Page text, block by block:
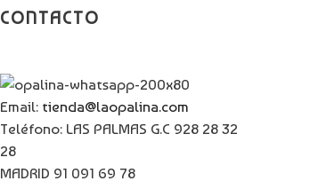
CONTACTO
Email: tienda@laopalina.com
Teléfono: LAS PALMAS G.C 928 28 32
28
MADRID 91 091 69 78